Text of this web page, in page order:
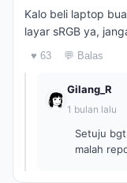
Kalo beli laptop
layar sRGB ya,
♥ 63 💬 Balas
Gilang_R
1 bulan lalu
Setuju
malah